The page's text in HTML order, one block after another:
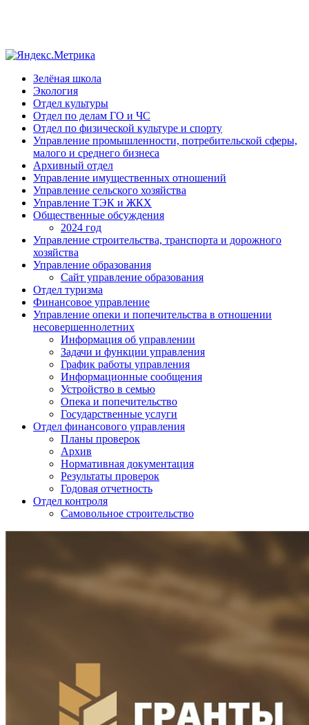
Зелёная школа
Экология
Отдел культуры
Отдел по делам ГО и ЧС
Отдел по физической культуре и спорту
Управление промышленности, потребительской сферы,
малого и среднего бизнеса
Архивный отдел
Управление имущественных отношений
Управление сельского хозяйства
Управление ТЭК и ЖКХ
Общественные обсуждения
2024 год
Управление строительства, транспорта и дорожного
хозяйства
Управление образования
Сайт управление образования
Отдел туризма
Финансовое управление
Управление опеки и попечительства в отношении
несовершеннолетних
Информация об управлении
Задачи и функции управления
График работы управления
Информационные сообщения
Устройство в семью
Опека и попечительство
Государственные услуги
Отдел финансового управления
Планы проверок
Архив
Нормативная документация
Результаты проверок
Годовая отчетность
Отдел контроля
Самовольное строительство